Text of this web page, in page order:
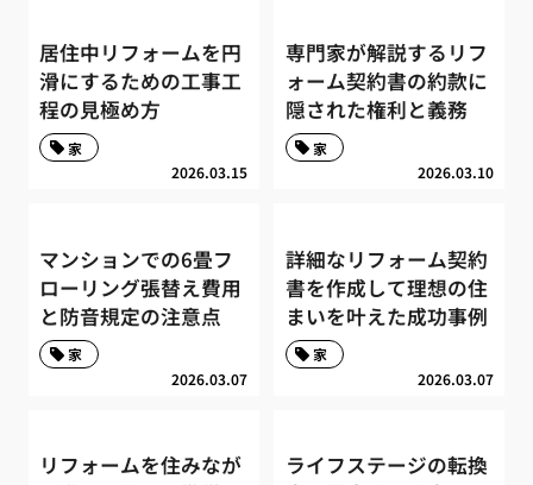
居住中リフォームを円
滑にするための工事工
程の見極め方
2026.03.15
家
専門家が解説するリフ
ォーム契約書の約款に
隠された権利と義務
2026.03.10
家
マンションでの6畳フ
ローリング張替え費用
と防音規定の注意点
2026.03.07
家
詳細なリフォーム契約
書を作成して理想の住
まいを叶えた成功事例
2026.03.07
家
リフォームを住みなが
ライフステージの転換